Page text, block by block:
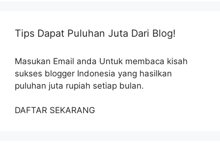
Tips Dapat Puluhan Juta Dari Blog!
Masukan Email anda Untuk membaca kisah
sukses blogger Indonesia yang hasilkan
puluhan juta rupiah setiap bulan.
DAFTAR SEKARANG